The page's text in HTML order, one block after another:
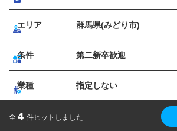
エリア 群馬県(みどり市)
条件 第二新卒歓迎
業種 指定しない
全 4 件ヒットしました